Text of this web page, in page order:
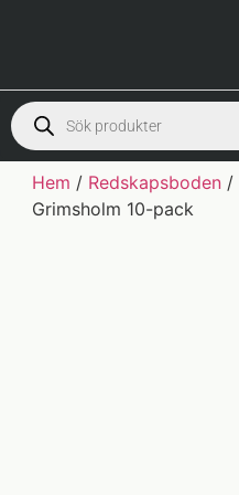
Hem / Redskapsboden /
Grimsholm 10-pack